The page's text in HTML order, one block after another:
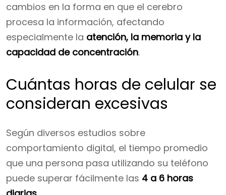
cambios en la forma en que el cerebro
procesa la información, afectando
especialmente la atención, la memoria y la
capacidad de concentración.
Cuántas horas de celular se
consideran excesivas
Según diversos estudios sobre
comportamiento digital, el tiempo promedio
que una persona pasa utilizando su teléfono
puede superar fácilmente las 4 a 6 horas